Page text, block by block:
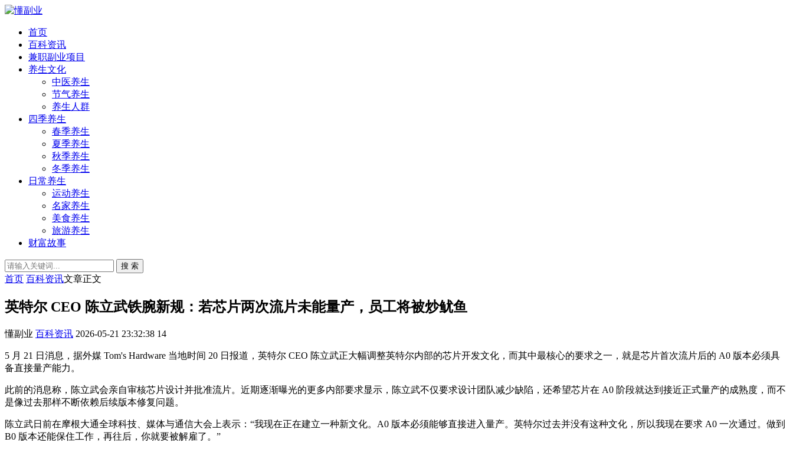
首页
百科资讯
兼职副业项目
养生文化
中医养生
节气养生
养生人群
四季养生
春季养生
夏季养生
秋季养生
冬季养生
日常养生
运动养生
名家养生
美食养生
旅游养生
财富故事
搜 索
首页 百科资讯文章正文
英特尔 CEO 陈立武铁腕新规：若芯片两次流片未能量产，员工将被炒鱿鱼
懂副业 百科资讯 2026-05-21 23:32:38 14
5 月 21 日消息，据外媒 Tom's Hardware 当地时间 20 日报道，英特尔 CEO 陈立武正大幅调整英特尔内部的芯片开发文化，而其中最核心的要求之一，就是芯片首次流片后的 A0 版本必须具
备直接量产能力。
此前的消息称，陈立武会亲自审核芯片设计并批准流片。近期逐渐曝光的更多内部要求显示，陈立武不仅要求设计团队减少缺陷，还希望芯片在 A0 阶段就达到接近正式量产的成熟度，而不
是像过去那样不断依赖后续版本修复问题。
陈立武日前在摩根大通全球科技、媒体与通信大会上表示：“我现在正在建立一种新文化。A0 版本必须能够直接进入量产。英特尔过去并没有这种文化，所以我现在要求 A0 一次通过。做到
B0 版本还能保住工作，再往后，你就要被解雇了。”